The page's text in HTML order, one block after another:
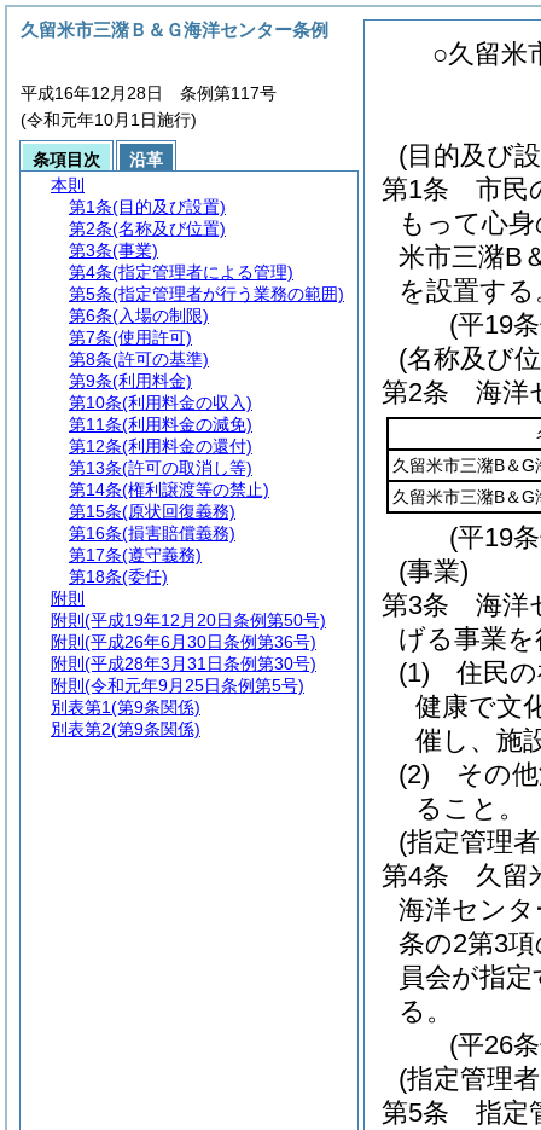
○久留米
(目的及び
第1条
市民
もって心
米市三潴B
を設置する
(平19
(名称及び
第2条
海洋
久留米市三潴B＆
久留米市三潴B＆
(平19
(事業)
第3条
海洋
げる事業
(1)
住民
健康で文
催し、施
(2)
その
ること。
(指定管理
第4条
久留
海洋セン
条の2第3
員会が指
る。
(平26
(指定管理
第5条
指定
久留米市三潴Ｂ＆Ｇ海洋センター条例
平成16年12月28日 条例第117号
(令和元年10月1日施行)
条項目次
沿革
本則
第1条(目的及び設置)
第2条(名称及び位置)
第3条(事業)
第4条(指定管理者による管理)
第5条(指定管理者が行う業務の範囲)
第6条(入場の制限)
第7条(使用許可)
第8条(許可の基準)
第9条(利用料金)
第10条(利用料金の収入)
第11条(利用料金の減免)
第12条(利用料金の還付)
第13条(許可の取消し等)
第14条(権利譲渡等の禁止)
第15条(原状回復義務)
第16条(損害賠償義務)
第17条(遵守義務)
第18条(委任)
附則
附則 (平成19年12月20日条例第50号)
附則 (平成26年6月30日条例第36号)
附則 (平成28年3月31日条例第30号)
附則 (令和元年9月25日条例第5号)
別表第1(第9条関係)
別表第2(第9条関係)